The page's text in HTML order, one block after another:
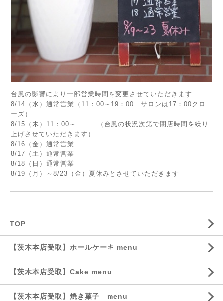
台風の影響により一部営業時間を変更させていただきます
8/14（水）通常営業（11：00～19：00 サロンは17：00クロ
ーズ）
8/15（木）11：00～ （台風の状況次第で閉店時間を繰り
上げさせていただきます）
8/16（金）通常営業
8/17（土）通常営業
8/18（日）通常営業
8/19（月）～8/23（金）夏休みとさせていただきます
TOP
【茨木本店受取】ホールケーキ menu
【茨木本店受取】Cake menu
【茨木本店受取】焼き菓子 menu